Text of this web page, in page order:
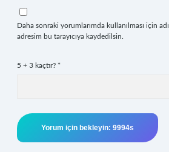
Daha sonraki yorumlarımda kullanılması için
adresim bu tarayıcıya kaydedilsin.
5 + 3 kaçtır? *